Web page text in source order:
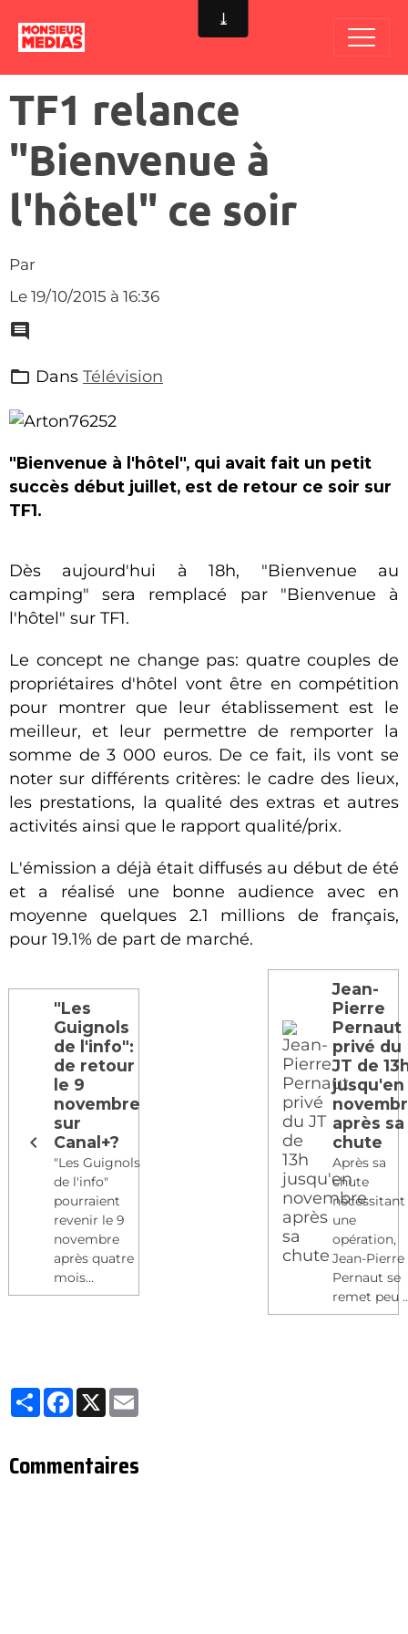
TF1 relance
"Bienvenue à
l'hôtel" ce soir
Par
Le 19/10/2015 à 16:36
Dans Télévision
"Bienvenue à l'hôtel", qui avait fait un petit
succès début juillet, est de retour ce soir sur
TF1.
Dès aujourd'hui à 18h, "Bienvenue au
camping" sera remplacé par "Bienvenue à
l'hôtel" sur TF1.
Le concept ne change pas: quatre couples de
propriétaires d'hôtel vont être en compétition
pour montrer que leur établissement est le
meilleur, et leur permettre de remporter la
somme de 3 000 euros. De ce fait, ils vont se
noter sur différents critères: le cadre des lieux,
les prestations, la qualité des extras et autres
activités ainsi que le rapport qualité/prix.
L'émission a déjà était diffusés au début de été
et a réalisé une bonne audience avec en
moyenne quelques 2.1 millions de français,
pour 19.1% de part de marché.
"Les
Guignols
de l'info":
de retour
le 9
novembre
sur
Canal+?
"Les Guignols
de l'info"
pourraient
revenir le 9
novembre
après quatre
mois...
Jean-
Pierre
Pernaut
privé du
JT de
jusqu'en
après sa
chute
Après sa
chute
nécessitant
une
opération,
Jean-Pierre
Pernaut se
remet peu
Partager
Facebook
X
Commentaires